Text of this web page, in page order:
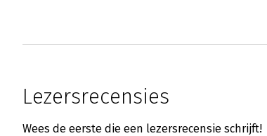
Lezersrecensies
Wees de eerste die een lezersrecensie schrijft!